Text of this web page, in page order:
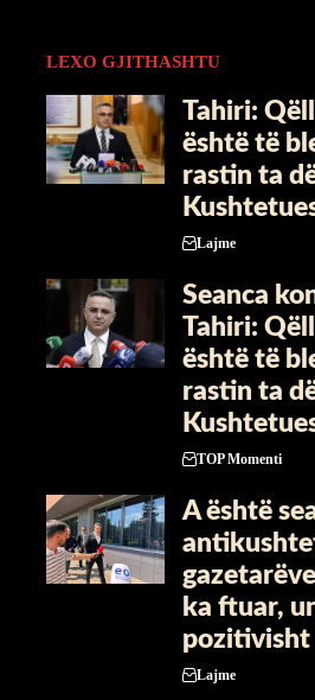
LEXO GJITHASHTU
Tahiri:
është të
rastin ta
Lajme
Seanca
Tahiri:
është të
rastin ta
TOP Momenti
A është
ka ftuar,
pozitivisht
Lajme